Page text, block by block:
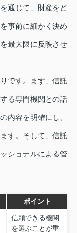
通じて、財産をど
事前に細かく決め
最大限に反映させ
です。まず、信託
る専門機関との話
内容を明確にし、
す。そして、信託
ショナルによる管
ポイント
信頼できる機関
を選ぶことが重